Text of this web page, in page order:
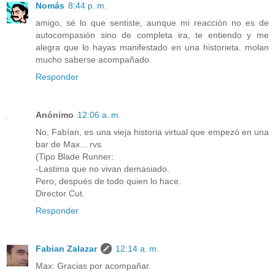
Nomás 8:44 p. m.
amigo, sé lo que sentiste, aunque mi reacción no es de
autocompasión sino de completa ira, te entiendo y me
alegra que lo hayas manifestado en una historieta. molan
mucho saberse acompañado.
Responder
Anónimo 12:06 a. m.
No, Fabían, es una vieja historia virtual que empezó en una
bar de Max... rvs
(Tipo Blade Runner:
-Lastima que no vivan demasiado.
Pero, después de todo quien lo hace.
Director Cut.
Responder
Fabian Zalazar
12:14 a. m.
Max: Gracias por acompañar.